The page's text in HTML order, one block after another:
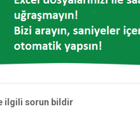
ilgili sorun bildir